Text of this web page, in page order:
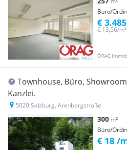
Büro/
ÖRAG
€ 13,56/m²
€
Townhouse, Büro,
Kanzlei.
5020 Salzburg, Arenbergstraße
300 m²
Büro/
€ 18 /